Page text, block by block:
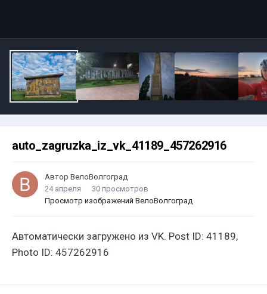
auto_zagruzka_iz_vk_41189_457262916
Автор ВелоВолгоград
24 апреля
30 просмотров
Просмотр изображений ВелоВолгоград
Автоматически загружено из VK. Post ID: 41189,
Photo ID: 457262916